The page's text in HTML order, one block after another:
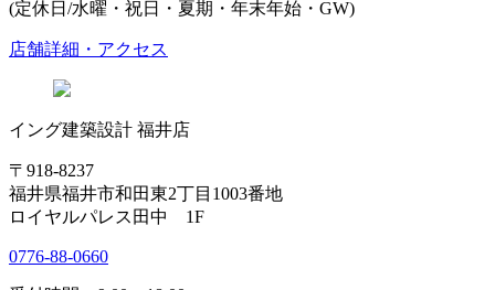
(定休日/水曜・祝日・夏期・年末年始・GW)
店舗詳細・アクセス
イング建築設計 福井店
〒918-8237
福井県福井市和田東2丁目1003番地
ロイヤルパレス田中 1F
0776-88-0660